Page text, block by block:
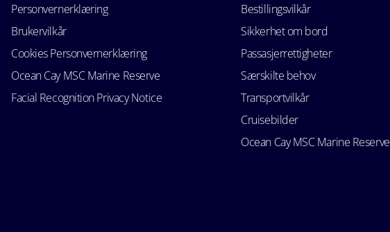
Personvernerklæring
Brukervilkår
Cookies Personvernerklæring
Ocean Cay MSC Marine Reserve
Facial Recognition Privacy Notice
Bestillingsvilkår
Sikkerhet om bord
Passasjerrettigheter
Særskilte behov
Transportvilkår
Cruisebilder
Ocean Cay MSC Marine Reserve